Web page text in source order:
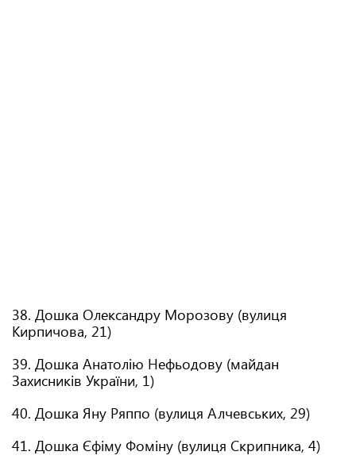
38. Дошка Олександру Морозову (вулиця
Кирпичова, 21)
39. Дошка Анатолію Нефьодову (майдан
Захисників України, 1)
40. Дошка Яну Ряппо (вулиця Алчевських, 29)
41. Дошка Єфіму Фоміну (вулиця Скрипника, 4)